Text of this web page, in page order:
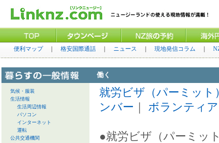
便利マップ｜ 格安国際通話 ニュース 現地発信コラム
働く
気候・服装
生活情報
生活周辺情報
パソコン
インターネット
運転
公共交通機関
就労ビザ（パーミット
ンバー
ボランティア
●就労ビザ（パーミッ